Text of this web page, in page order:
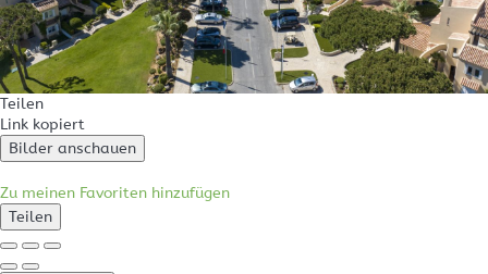
Teilen
Link kopiert
Bilder anschauen
Zu meinen Favoriten hinzufügen
Teilen